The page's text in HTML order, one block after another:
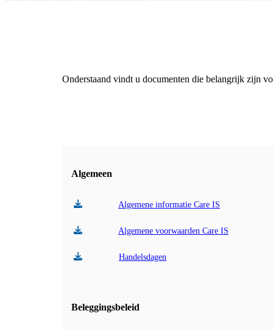
Onderstaand vindt u documenten die belangrijk zijn
Algemeen
Algemene informatie Care IS
Algemene voorwaarden Care IS
Handelsdagen
Beleggingsbeleid